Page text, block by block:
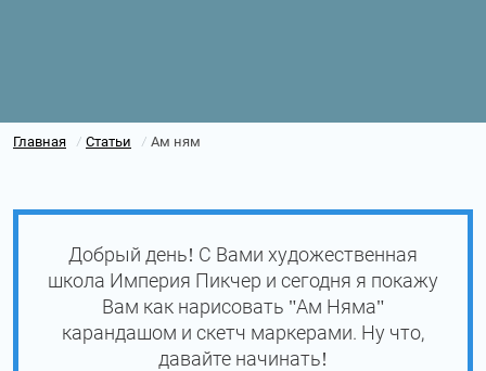
Главная / Статьи / Ам ням
Добрый день! С Вами художественная
школа Империя Пикчер и сегодня я покажу
Вам как нарисовать "Ам Няма"
карандашом и скетч маркерами. Ну что,
давайте начинать!